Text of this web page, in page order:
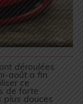
déroulées
août a fin
ce
de forte
plus douces